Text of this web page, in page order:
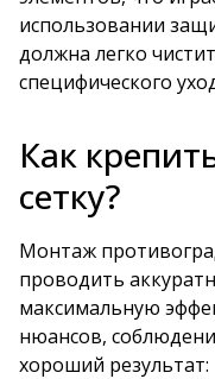
использовании
должна легко
специфического
Как
сетку?
Монтаж
проводить
максимальную
нюансов,
хороший результат: